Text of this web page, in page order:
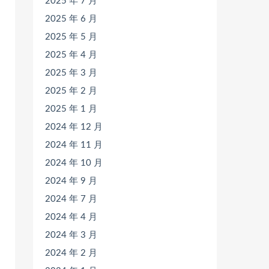
2025 年 6 月
2025 年 5 月
2025 年 4 月
2025 年 3 月
2025 年 2 月
2025 年 1 月
2024 年 12 月
2024 年 11 月
2024 年 10 月
2024 年 9 月
2024 年 7 月
2024 年 4 月
2024 年 3 月
2024 年 2 月